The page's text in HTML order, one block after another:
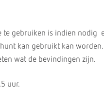
te gebruiken is indien nodig
kan gebruikt kan worden.
wat de bevindingen zijn.
uur.